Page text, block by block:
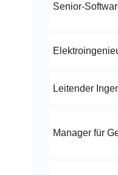
Senior-
Leitender
Manager für